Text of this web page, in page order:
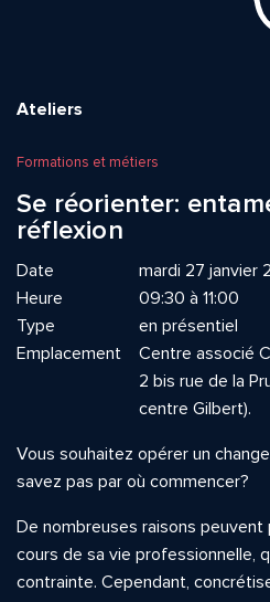
Ateliers
Formations et métiers
Se réorienter:
réflexion
Date
mardi 27 janvier
Heure
09:30 à 11:00
Type
en présentiel
Emplacement
Centre associé
2 bis rue de la
centre Gilbert).
Vous souhaitez opérer un
savez pas par où commencer?
De nombreuses raisons
cours de sa vie professionnelle,
contrainte. Cependant,